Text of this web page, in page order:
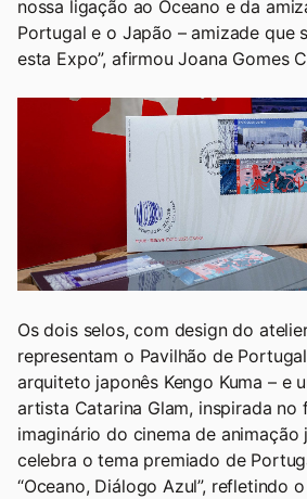
nossa ligação ao Oceano e da
Portugal e o Japão – amizade que
esta Expo”, afirmou Joana Gomes
Os dois selos, com design do
representam o Pavilhão de
arquiteto japonês Kengo Kuma – e
artista Catarina Glam, inspirada no
imaginário do cinema de animação
celebra o tema premiado de
“Oceano, Diálogo Azul”, refletindo